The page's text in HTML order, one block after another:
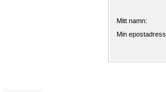
Mitt namn:
Min